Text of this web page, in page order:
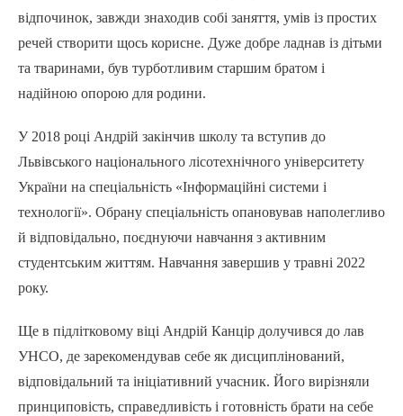
відпочинок, завжди знаходив собі заняття, умів із простих
речей створити щось корисне. Дуже добре ладнав із дітьми
та тваринами, був турботливим старшим братом і
надійною опорою для родини.
У 2018 році Андрій закінчив школу та вступив до
Львівського національного лісотехнічного університету
України на спеціальність «Інформаційні системи і
технології». Обрану спеціальність опановував наполегливо
й відповідально, поєднуючи навчання з активним
студентським життям. Навчання завершив у травні 2022
року.
Ще в підлітковому віці Андрій Канцір долучився до лав
УНСО, де зарекомендував себе як дисциплінований,
відповідальний та ініціативний учасник. Його вирізняли
принциповість, справедливість і готовність брати на себе